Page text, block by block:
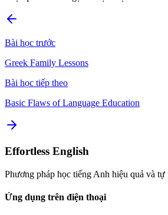
Bài học trước
Greek Family Lessons
Bài học tiếp theo
Basic Flaws of Language Education
Effortless English
Phương pháp học tiếng Anh hiệu quả và tự
Ứng dụng trên điện thoại